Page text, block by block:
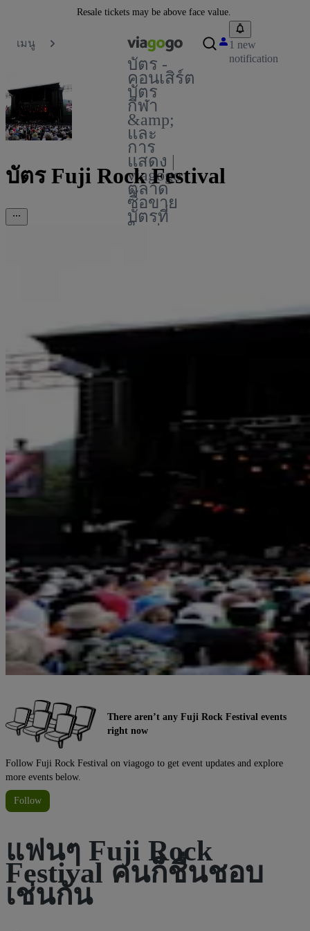
Resale tickets may be above face value.
เมนู
บัตร -
คอนเสิร์ต
บัตร
กีฬา
&amp;
และ
การ
แสดง |
viagogo
ตลาด
ซื้อขาย
บัตรที่
ใหญ่
1 new
notification
บัตร Fuji Rock Festival
There aren’t any Fuji Rock Festival events
right now
Follow Fuji Rock Festival on viagogo to get event updates and explore
more events below.
Follow
แฟนๆ Fuji Rock
Festival คนก็ชื่นชอบ
เช่นกัน